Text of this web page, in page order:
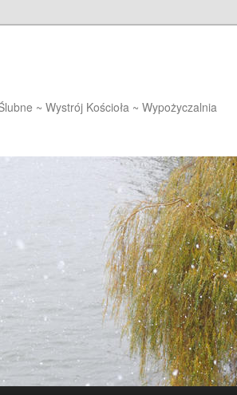
~ Wystrój Kościoła ~ Wypożyczalnia